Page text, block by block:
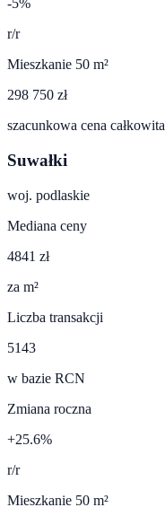
-5%
r/r
Mieszkanie 50 m²
298 750 zł
szacunkowa cena całkowita
Suwałki
woj. podlaskie
Mediana ceny
4841 zł
za m²
Liczba transakcji
5143
w bazie RCN
Zmiana roczna
+25.6%
r/r
Mieszkanie 50 m²